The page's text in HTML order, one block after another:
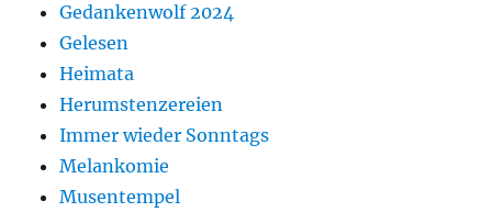
Gedankenwolf 2024
Gelesen
Heimata
Herumstenzereien
Immer wieder Sonntags
Melankomie
Musentempel